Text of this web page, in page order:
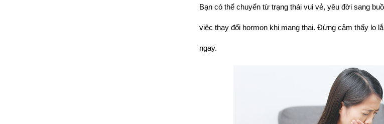
Bạn có thể chuyển từ trạng thái vui vẻ, yêu đời sang
việc thay đổi hormon khi mang thai. Đừng cảm thấy lo
ngay.